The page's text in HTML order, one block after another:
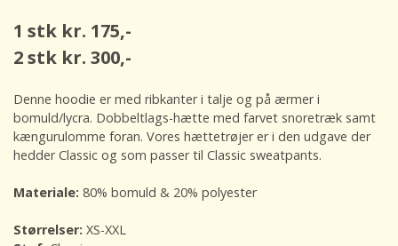
1 stk kr. 175,-
2 stk kr. 300,-
Denne hoodie er med ribkanter i talje og på ærmer i
bomuld/lycra. Dobbeltlags-hætte med farvet snoretræk samt
kængurulomme foran. Vores hættetrøjer er i den udgave der
hedder Classic og som passer til Classic sweatpants.
Materiale: 80% bomuld & 20% polyester
Størrelser: XS-XXL